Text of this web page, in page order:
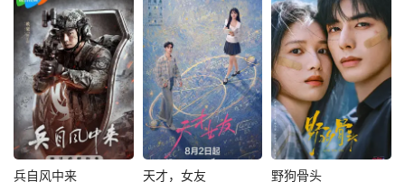
兵自风中来 天才，女友 野狗骨头